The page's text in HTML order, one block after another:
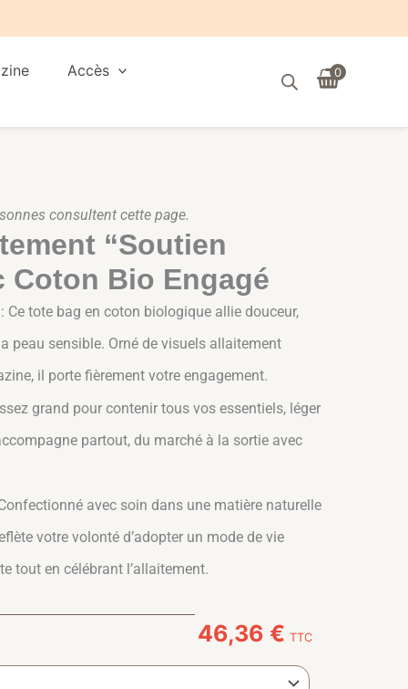
Accès 0
consultent cette page.
“Soutien
Coton Bio Engagé
Ce tote bag en coton biologique allie douceur,
peau sensible. Orné de visuels allaitement
il porte fièrement votre engagement.
grand pour contenir tous vos essentiels, léger
partout, du marché à la sortie avec
avec soin dans une matière naturelle
votre volonté d’adopter un mode de vie
tout en célébrant l’allaitement.
46,36 € TTC
Naturel" - Sac Coton Bio Engagé